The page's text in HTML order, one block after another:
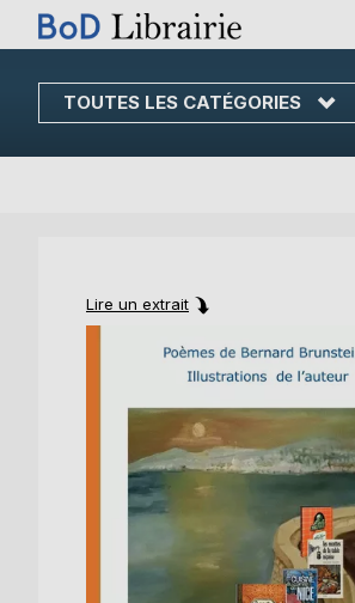
TOUTES LES CATÉGORIES
Skip
Content
Lire un extrait
images
gallery
beginning
images
gallery